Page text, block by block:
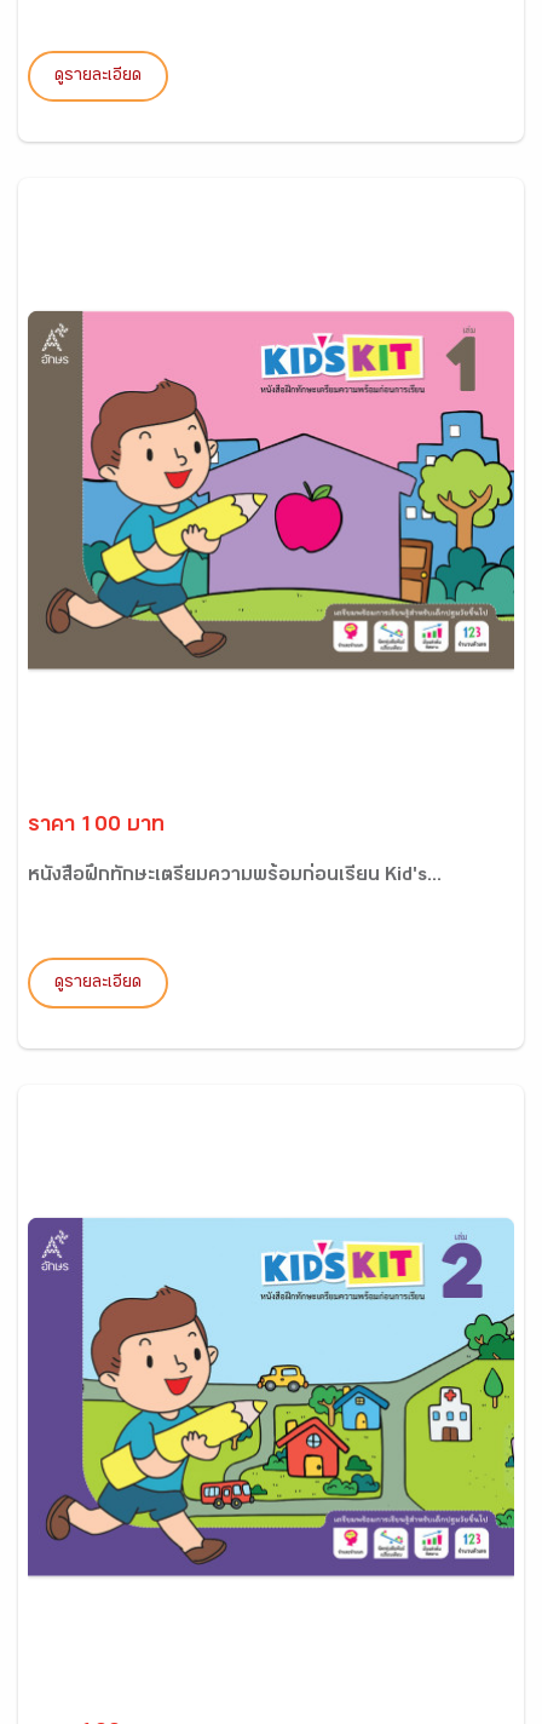
ดูรายละเอียด
ราคา 100 บาท
หนังสือฝึกทักษะเตรียมความพร้อมก่อนเรียน Kid's...
ดูรายละเอียด